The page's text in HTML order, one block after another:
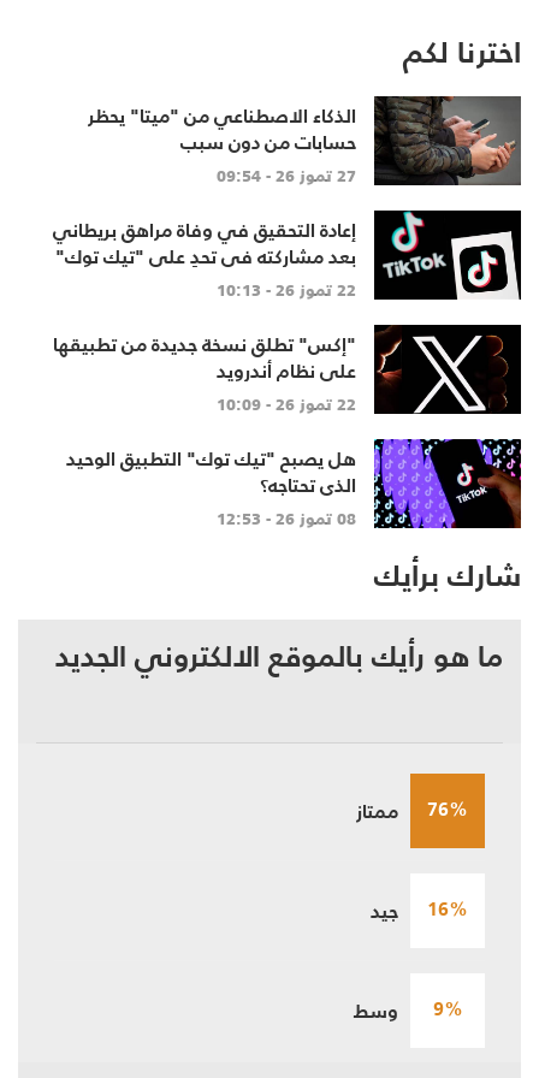
اخترنا لكم
الذكاء الاصطناعي من "ميتا" يحظر
حسابات من دون سبب
27 تموز 26 - 09:54
إعادة التحقيق في وفاة مراهق بريطاني
بعد مشاركته في تحدٍ على "تيك توك"
22 تموز 26 - 10:13
"إكس" تطلق نسخة جديدة من تطبيقها
على نظام أندرويد
22 تموز 26 - 10:09
هل يصبح "تيك توك" التطبيق الوحيد
الذي تحتاجه؟
08 تموز 26 - 12:53
شارك برأيك
ما هو رأيك بالموقع الالكتروني الجديد
76% ممتاز
16% جيد
9% وسط